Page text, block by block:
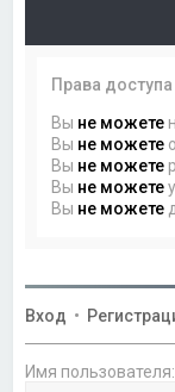
Права доступа
Вы не можете
Вы не можете
Вы не можете
Вы не можете
Вы не можете
Вход •
Имя пользователя: